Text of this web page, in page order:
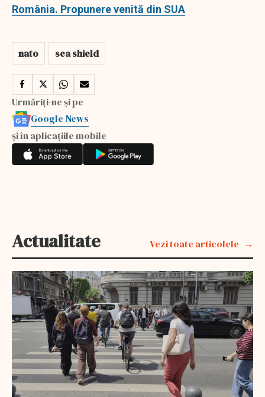
România. Propunere venită din SUA
nato sea shield
Urmăriți-ne și pe
Google News
și în aplicațiile mobile
Actualitate Vezi toate articolele